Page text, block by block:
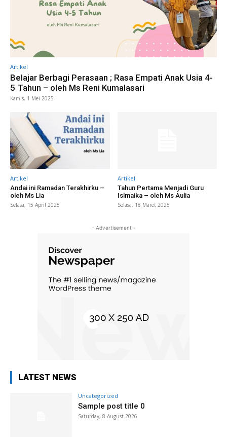
Artikel
Belajar Berbagi Perasaan ; Rasa Empati Anak Usia 4-
5 Tahun – oleh Ms Reni Kumalasari
Kamis, 1 Mei 2025
Artikel
Andai ini Ramadan Terakhirku –
oleh Ms Lia
Selasa, 15 April 2025
Artikel
Tahun Pertama Menjadi Guru
Islmaika – oleh Ms Aulia
Selasa, 18 Maret 2025
- Advertisement -
LATEST NEWS
Uncategorized
Sample post title 0
Saturday, 8 August 2026